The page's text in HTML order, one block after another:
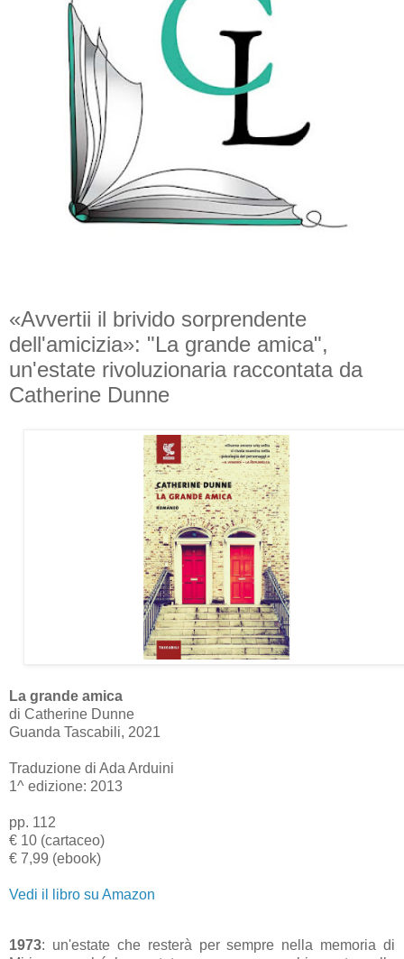
«Avvertii il brivido sorprendente
dell'amicizia»: "La grande amica",
un'estate rivoluzionaria raccontata da
Catherine Dunne
La grande amica
di Catherine Dunne
Guanda Tascabili, 2021
Traduzione di Ada Arduini
1^ edizione: 2013
pp. 112
€ 10 (cartaceo)
€ 7,99 (ebook)
Vedi il libro su Amazon
1973: un'estate che resterà per sempre nella memoria di